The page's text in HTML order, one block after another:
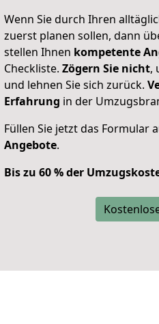
Wenn Sie durch Ihren
zuerst planen sollen, dann
stellen Ihnen kompetente
Checkliste. Zögern Sie nicht,
und lehnen Sie sich zurück.
Erfahrung in der
Füllen Sie jetzt das Formular
Angebote.
Bis zu 60 % der